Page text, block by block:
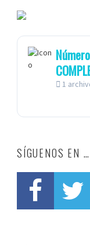
1
SÍGUENOS EN …